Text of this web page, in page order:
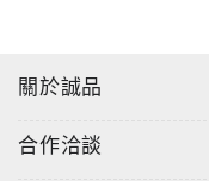
關於誠品
合作洽談